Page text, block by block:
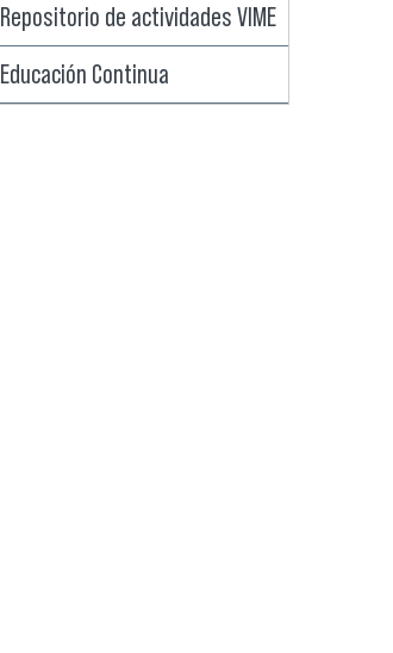
Repositorio de actividades VIME
Educación Continua